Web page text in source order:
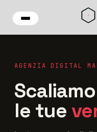
Vai al contenuto
AGENZIA DIGITAL
Scaliamo
le tue